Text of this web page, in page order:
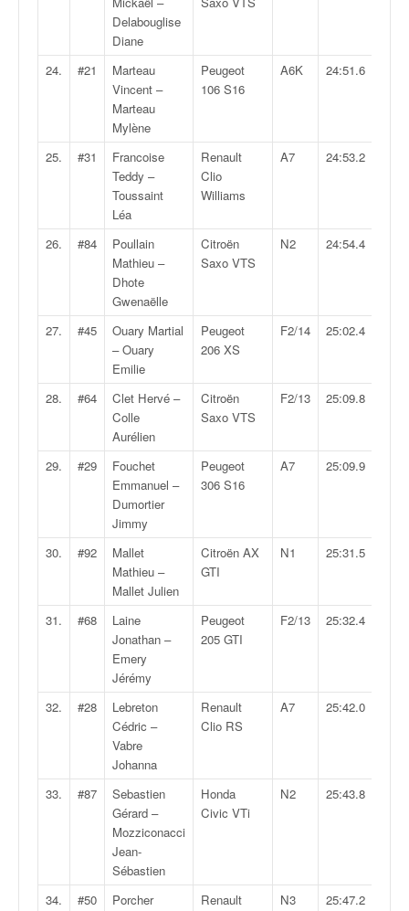
Delabouglise
Diane
24. #21
Marteau
Vincent –
Marteau
Mylène
Peugeot
106 S16
A6K 24:51.6
25. #31
Francoise
Teddy –
Toussaint
Léa
Renault
Clio
Williams
A7 24:53.2
26. #84
Poullain
Mathieu –
Dhote
Gwenaëlle
Citroën
Saxo VTS
N2 24:54.4
27. #45
Ouary Martial
– Ouary
Emilie
Peugeot
206 XS
F2/14 25:02.4
28. #64
Clet Hervé –
Colle
Aurélien
Citroën
Saxo VTS
F2/13 25:09.8
29. #29
Fouchet
Emmanuel –
Dumortier
Jimmy
Peugeot
306 S16
A7 25:09.9
30. #92
Mallet
Mathieu –
Mallet Julien
Citroën AX
GTI
N1 25:31.5
31. #68
Laine
Jonathan –
Emery
Jérémy
Peugeot
205 GTI
F2/13 25:32.4
32. #28
Lebreton
Cédric –
Vabre
Johanna
Renault
Clio RS
A7 25:42.0
33. #87
Sebastien
Gérard –
Mozziconacci
Jean-
Sébastien
Honda
Civic VTi
N2 25:43.8
34. #50
Porcher
Renault
N3 25:47.2